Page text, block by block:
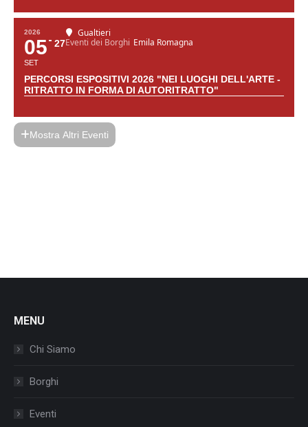
2026
05
SET
27
Gualtieri
Eventi dei Borghi Emila Romagna
PERCORSI ESPOSITIVI 2026 "NEI LUOGHI DELL'ARTE -
RITRATTO IN FORMA DI AUTORITRATTO"
Mostra Altri Eventi
MENU
Chi Siamo
Borghi
Eventi